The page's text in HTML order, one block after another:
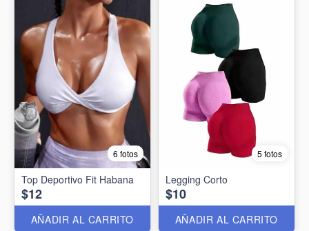
6 fotos
Top Deportivo Fit Habana
$12
AÑADIR AL CARRITO
5 fotos
Legging Corto
$10
AÑADIR AL CARRITO